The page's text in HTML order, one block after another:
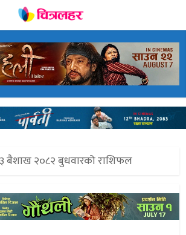
२०८२ बुधवारको राशिफल